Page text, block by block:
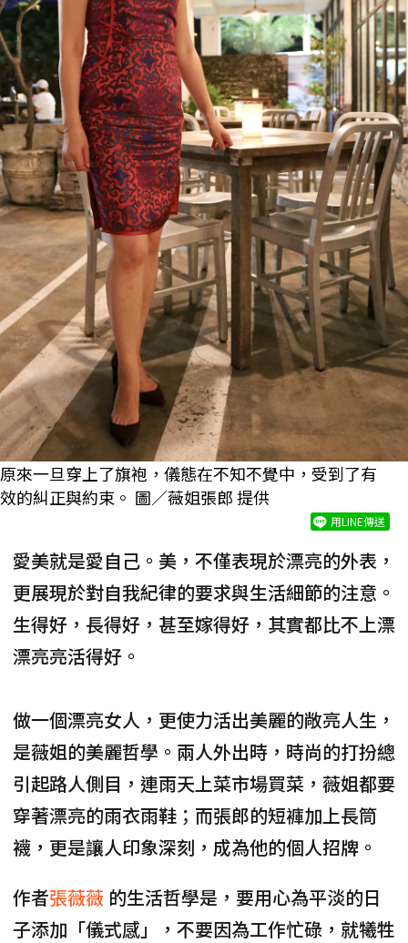
原來一旦穿上了旗袍，儀態在不知不覺中，受到了有
效的糾正與約束。 圖／薇姐張郎 提供
用LINE傳送
愛美就是愛自己。美，不僅表現於漂亮的外表，
更展現於對自我紀律的要求與生活細節的注意。
生得好，長得好，甚至嫁得好，其實都比不上漂
漂亮亮活得好。
做一個漂亮女人，更使力活出美麗的敞亮人生，
是薇姐的美麗哲學。兩人外出時，時尚的打扮總
引起路人側目，連雨天上菜市場買菜，薇姐都要
穿著漂亮的雨衣雨鞋；而張郎的短褲加上長筒
襪，更是讓人印象深刻，成為他的個人招牌。
作者張薇薇 的生活哲學是，要用心為平淡的日
子添加「儀式感」，不要因為工作忙碌，就犧牲